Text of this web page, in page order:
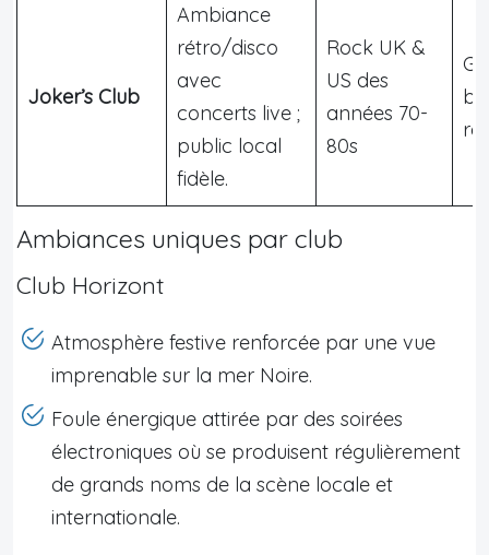
Joker’s Club
Ambiance
rétro/disco
avec
concerts live ;
public local
fidèle.
Rock UK &
US des
années 70-
80s
Ambiances uniques par club
Club Horizont
Atmosphère festive renforcée par une vue
imprenable sur la mer Noire.
Foule énergique attirée par des soirées
électroniques où se produisent régulièrement
de grands noms de la scène locale et
internationale.